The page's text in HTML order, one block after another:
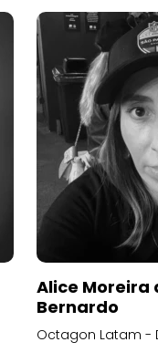
Alice
Bernardo
Octagon Latam -